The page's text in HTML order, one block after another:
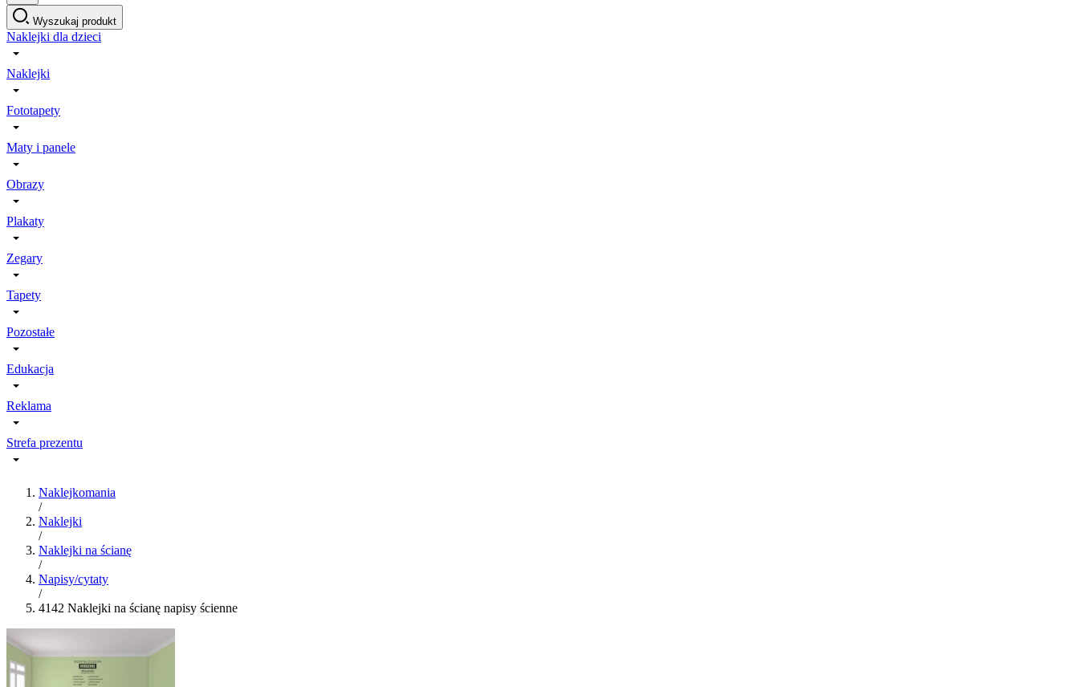
Wyszukaj produkt
Naklejki dla dzieci
Naklejki
Fototapety
Maty i panele
Obrazy
Plakaty
Zegary
Tapety
Pozostałe
Edukacja
Reklama
Strefa prezentu
Naklejkomania
/
Naklejki
/
Naklejki na ścianę
/
Napisy/cytaty
/
4142 Naklejki na ścianę napisy ścienne